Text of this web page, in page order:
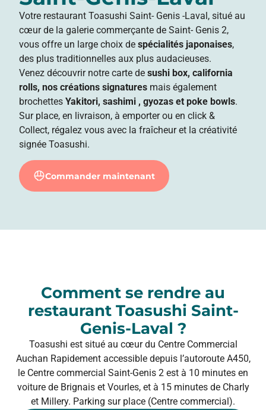
Votre restaurant Toasushi Saint- Genis -Laval, situé au
cœur de la galerie commerçante de Saint- Genis 2,
vous offre un large choix de spécialités japonaises,
des plus traditionnelles aux plus audacieuses.
Venez découvrir notre carte de sushi box, california
rolls, nos créations signatures mais également
brochettes Yakitori, sashimi , gyozas et poke bowls.
Sur place, en livraison, à emporter ou en click &
Collect, régalez vous avec la fraîcheur et la créativité
signée Toasushi.
Commander maintenant
Comment se rendre au
restaurant Toasushi Saint-
Genis-Laval ?
Toasushi est situé au cœur du Centre Commercial
Auchan Rapidement accessible depuis l’autoroute A450,
le Centre commercial Saint-Genis 2 est à 10 minutes en
voiture de Brignais et Vourles, et à 15 minutes de Charly
et Millery. Parking sur place (Centre commercial).